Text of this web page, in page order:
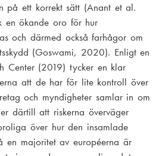
på ett korrekt sätt (Anant et al.
en ökande oro för hur
och därmed också farhågor om
(Goswami, 2020). Enligt en
Center (2019) tycker en klar
att de har för lite kontroll över
och myndigheter samlar in om
därtill att riskerna överväger
över hur den insamlade
en majoritet av européerna är